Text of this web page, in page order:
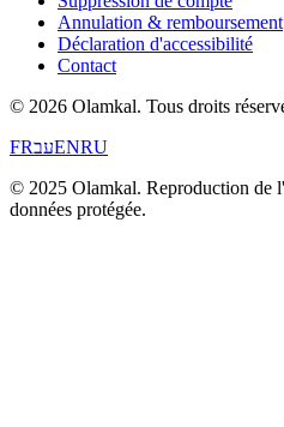
Annulation & remboursement
Déclaration d'accessibilité
Contact
© 2026 Olamkal. Tous droits
FRעבENRU
© 2025 Olamkal. Reproduction de
données protégée.